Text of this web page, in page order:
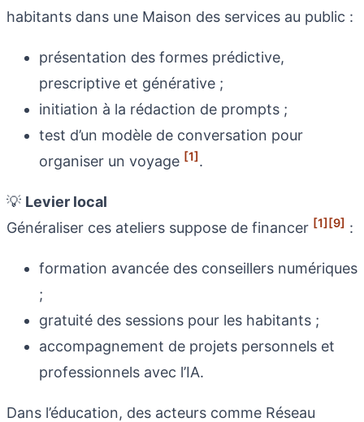
habitants dans une Maison des services au public :
présentation des formes prédictive,
prescriptive et générative ;
initiation à la rédaction de prompts ;
test d’un modèle de conversation pour
organiser un voyage [1].
💡 Levier local
Généraliser ces ateliers suppose de financer [1][9] :
formation avancée des conseillers numériques
;
gratuité des sessions pour les habitants ;
accompagnement de projets personnels et
professionnels avec l’IA.
Dans l’éducation, des acteurs comme Réseau